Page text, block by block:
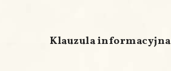
Klauzula informacyjna